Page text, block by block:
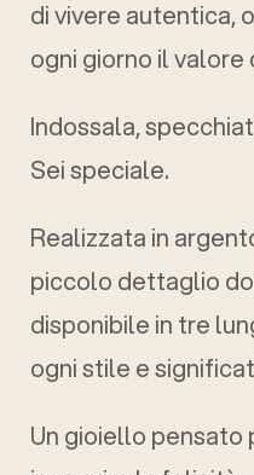
di vivere autentica,
ogni giorno il
Indossala,
Sei speciale.
Realizzata in
piccolo dettaglio
disponibile in tre
ogni stile e
Un gioiello pensato